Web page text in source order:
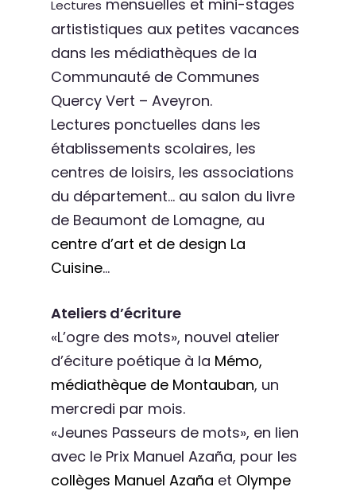
Lectures mensuelles et mini-stages
artististiques aux petites vacances
dans les médiathèques de la
Communauté de Communes
Quercy Vert – Aveyron.
Lectures ponctuelles dans les
établissements scolaires, les
centres de loisirs, les associations
du département… au salon du livre
de Beaumont de Lomagne, au
centre d’art et de design La
Cuisine…
Ateliers d’écriture
«L’ogre des mots», nouvel atelier
d’éciture poétique à la Mémo,
médiathèque de Montauban, un
mercredi par mois.
«Jeunes Passeurs de mots», en lien
avec le Prix Manuel Azaña, pour les
collèges Manuel Azaña et Olympe